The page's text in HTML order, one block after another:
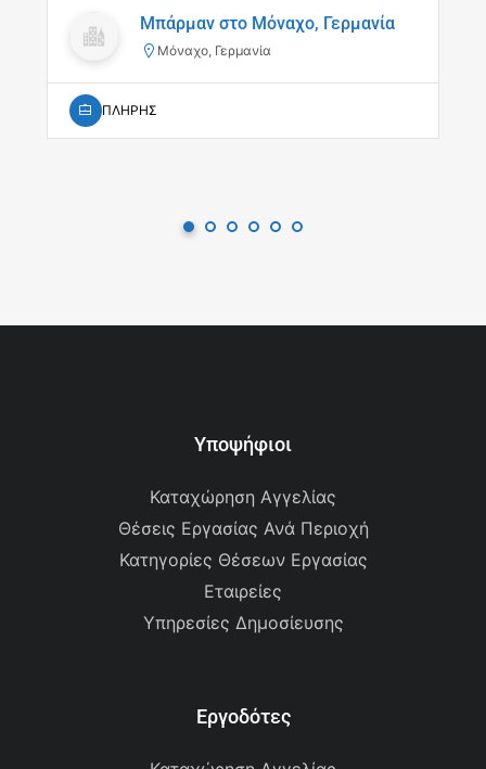
Μπάρμαν στο Μόναχο, Γερμανία
Μόναχο, Γερμανία
ΠΛΗΡΗΣ
Υποψήφιοι
Καταχώρηση Αγγελίας
Θέσεις Εργασίας Ανά Περιοχή
Κατηγορίες Θέσεων Εργασίας
Εταιρείες
Υπηρεσίες Δημοσίευσης
Εργοδότες